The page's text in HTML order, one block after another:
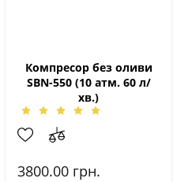
Компресор без оливи
SBN-550 (10 атм. 60 л/
хв.)
3800.00 грн.